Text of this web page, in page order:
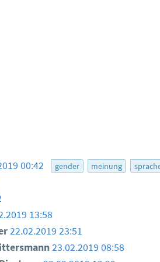
00:42 gender meinung
13:58
22.02.2019 23:51
23.02.2019 08:58